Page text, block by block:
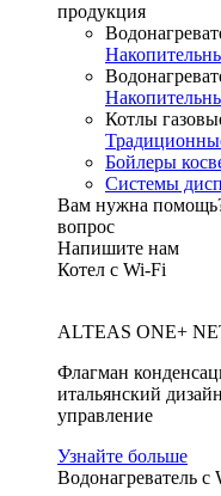
продукция
Котлы
Бойлеры
Системы
Вам нужна
вопрос
Напишите нам
Котел с Wi-Fi
ALTEAS ONE+
Флагман
итальянский
управление
Узнайте больше
Водонагреватель с